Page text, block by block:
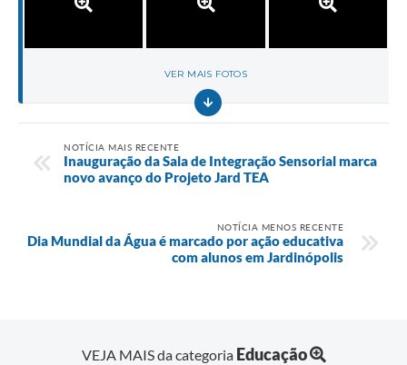
VER MAIS FOTOS
NOTÍCIA MAIS RECENTE
Inauguração da Sala de Integração Sensorial marca
novo avanço do Projeto Jard TEA
NOTÍCIA MENOS RECENTE
Dia Mundial da Água é marcado por ação educativa
com alunos em Jardinópolis
VEJA MAIS da categoria Educação